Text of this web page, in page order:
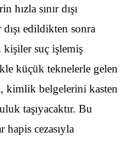
hızla sınır dışı
dışı edildikten sonra
kişiler suç işlemiş
küçük teknelerle gelen
kimlik belgelerini kasten
taşıyacaktır. Bu
cezasıyla